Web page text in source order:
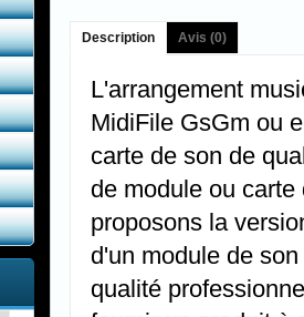
Description Avis (0)
L'arrangement
MidiFile GsGm ou
carte de son de
de module ou
proposons la
d'un module de
qualité